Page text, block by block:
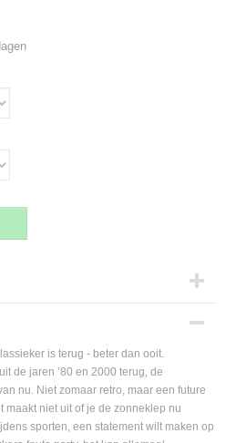
is terug - beter dan ooit.
de jaren ’80 en 2000 terug, de
nu. Niet zomaar retro, maar een future
maakt niet uit of je de zonneklep nu
sporten, een statement wilt maken op